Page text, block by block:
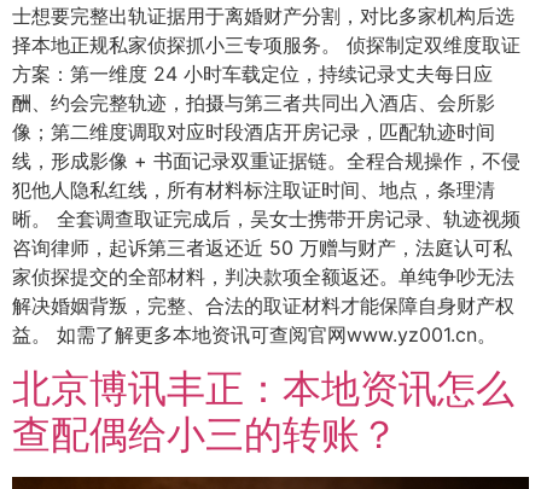
士想要完整出轨证据用于离婚财产分割，对比多家机构后选
择本地正规私家侦探抓小三专项服务。 侦探制定双维度取证
方案：第一维度 24 小时车载定位，持续记录丈夫每日应
酬、约会完整轨迹，拍摄与第三者共同出入酒店、会所影
像；第二维度调取对应时段酒店开房记录，匹配轨迹时间
线，形成影像 + 书面记录双重证据链。全程合规操作，不侵
犯他人隐私红线，所有材料标注取证时间、地点，条理清
晰。 全套调查取证完成后，吴女士携带开房记录、轨迹视频
咨询律师，起诉第三者返还近 50 万赠与财产，法庭认可私
家侦探提交的全部材料，判决款项全额返还。单纯争吵无法
解决婚姻背叛，完整、合法的取证材料才能保障自身财产权
益。 如需了解更多本地资讯可查阅官网www.yz001.cn。
北京博讯丰正：本地资讯怎么
查配偶给小三的转账？